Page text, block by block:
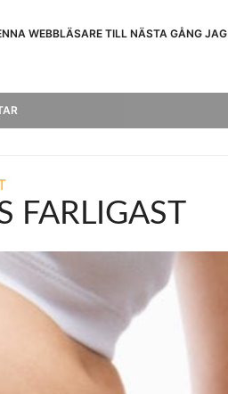
WEBBLÄSARE TILL NÄSTA GÅNG JAG
FARLIGAST